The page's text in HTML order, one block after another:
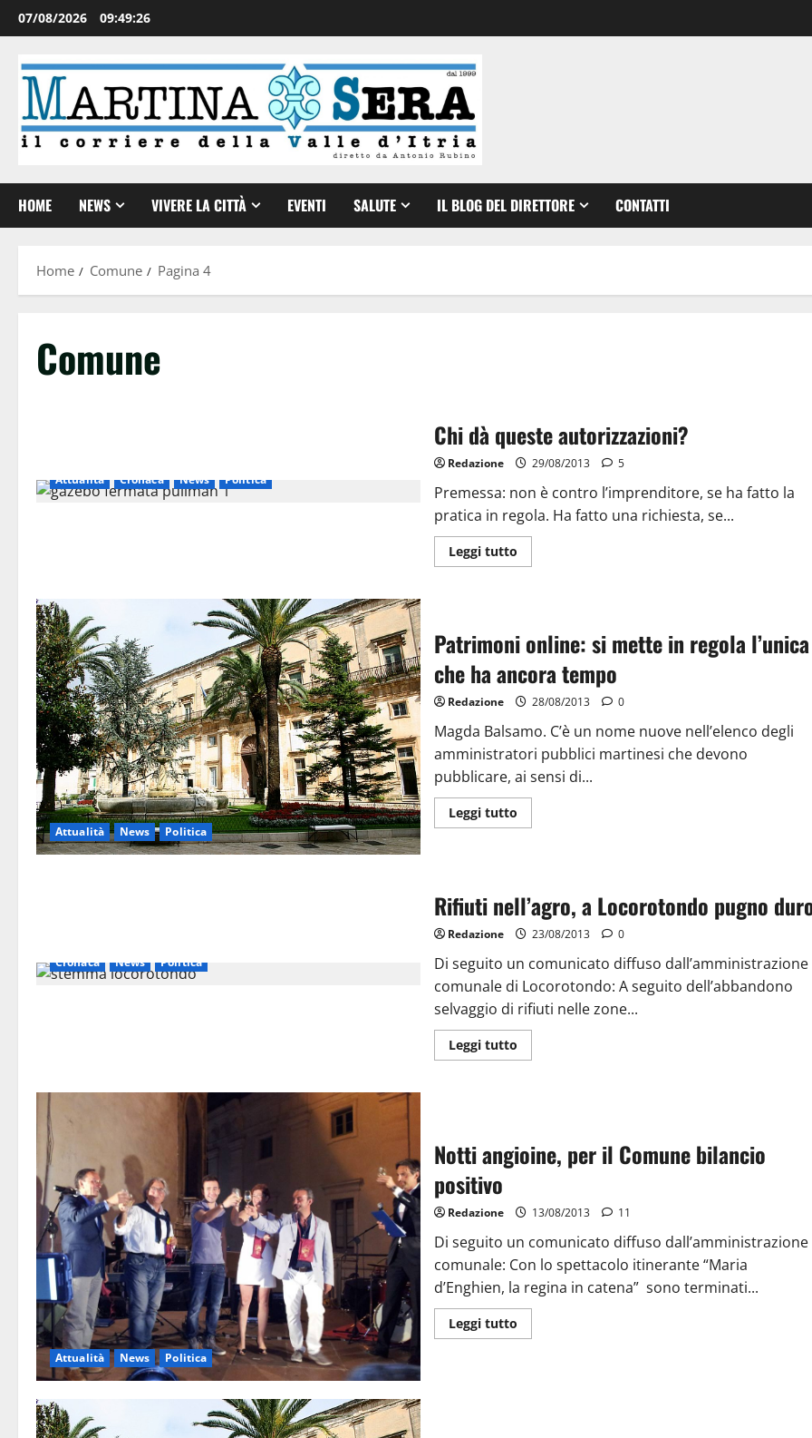
07/08/2026 09:49:27
HOME NEWS VIVERE LA CITTÀ EVENTI SALUTE IL BLOG DEL DIRETTORE CONTATTI
Home Comune Pagina 4
Comune
Attualità Cronaca News Politica
Chi dà queste autorizzazioni?
Redazione 29/08/2013 5
Premessa: non è contro l’imprenditore, se ha fatto la
pratica in regola. Ha fatto una richiesta, se...
Leggi tutto
Attualità News Politica
Patrimoni online: si mette in regola l’unica
che ha ancora tempo
Redazione 28/08/2013 0
Magda Balsamo. C’è un nome nuove nell’elenco degli
amministratori pubblici martinesi che devono
pubblicare, ai sensi di...
Leggi tutto
Cronaca News Politica
Rifiuti nell’agro, a Locorotondo pugno
Redazione 23/08/2013 0
Di seguito un comunicato diffuso dall’amministrazione
comunale di Locorotondo: A seguito dell’abbandono
selvaggio di rifiuti nelle zone...
Leggi tutto
Attualità News Politica
Notti angioine, per il Comune bilancio
positivo
Redazione 13/08/2013 11
Di seguito un comunicato diffuso dall’amministrazione
comunale: Con lo spettacolo itinerante “Maria
d’Enghien, la regina in catena” sono terminati...
Leggi tutto